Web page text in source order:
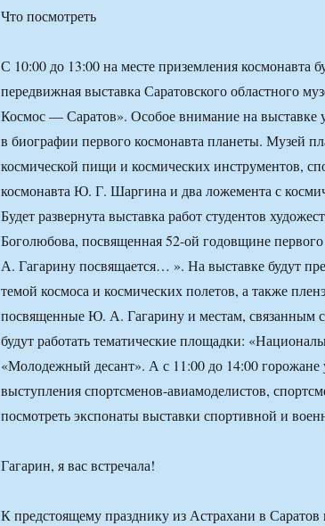
Что посмотреть
С 10:00 до 13:00 на месте приземления космонавта
передвижная выставка Саратовского областного
Космос — Саратов». Особое внимание на выставке
в биографии первого космонавта планеты. Музей
космической пищи и космических инструментов,
космонавта Ю. Г. Шаргина и два ложемента с
Будет развернута выставка работ студентов
Боголюбова, посвященная 52-ой годовщине
А. Гагарину посвящается… ». На выставке будут
темой космоса и космических полетов, а также
посвященные Ю. А. Гагарину и местам, связанным
будут работать тематические площадки:
«Молодежный десант». А с 11:00 до 14:00 горожане
выступления спортсменов-авиамоделистов,
посмотреть экспонаты выставки спортивной и
Гагарин, я вас встречала!
К предстоящему празднику из Астрахани в